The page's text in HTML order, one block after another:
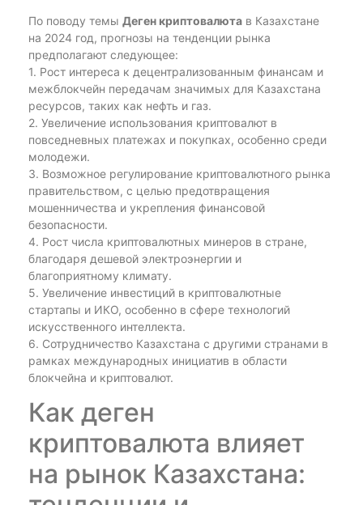
По поводу темы Деген криптовалюта в Казахстане
на 2024 год, прогнозы на тенденции рынка
предполагают следующее:
1. Рост интереса к децентрализованным финансам и
межблокчейн передачам значимых для Казахстана
ресурсов, таких как нефть и газ.
2. Увеличение использования криптовалют в
повседневных платежах и покупках, особенно среди
молодежи.
3. Возможное регулирование криптовалютного рынка
правительством, с целью предотвращения
мошенничества и укрепления финансовой
безопасности.
4. Рост числа криптовалютных минеров в стране,
благодаря дешевой электроэнергии и
благоприятному климату.
5. Увеличение инвестиций в криптовалютные
стартапы и ИКО, особенно в сфере технологий
искусственного интеллекта.
6. Сотрудничество Казахстана с другими странами в
рамках международных инициатив в области
блокчейна и криптовалют.
Как деген
криптовалюта влияет
на рынок Казахстана: